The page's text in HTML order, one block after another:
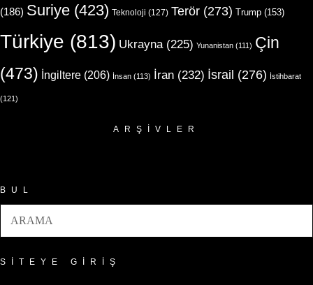
(186) Suriye (423) Teknoloji (127) Terör (273) Trump (153)
Türkiye (813) Ukrayna (225) Yunanistan (111) Çin
(473) İngiltere (206) İnsan (113) İran (232) İsrail (276) İstihbarat
(121)
ARŞIVLER
BUL
SITEYE GIRIŞ